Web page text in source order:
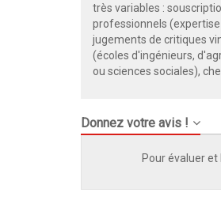
très variables :
professionnels
jugements de critiques
(écoles d'ingénieurs,
ou sciences sociales),
Donnez votre avis !
Pour évaluer